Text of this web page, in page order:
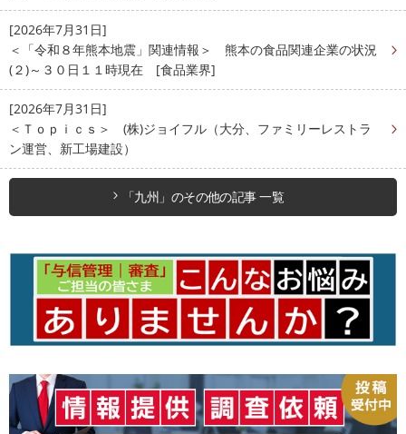
[2026年7月31日]
＜「令和８年熊本地震」関連情報＞ 熊本の食品関連企業の状況
(２)～３０日１１時現在 [食品業界]
[2026年7月31日]
＜Ｔｏｐｉｃｓ＞ (株)ジョイフル（大分、ファミリーレストラ
ン運営、新工場建設）
「九州」のその他の記事 一覧